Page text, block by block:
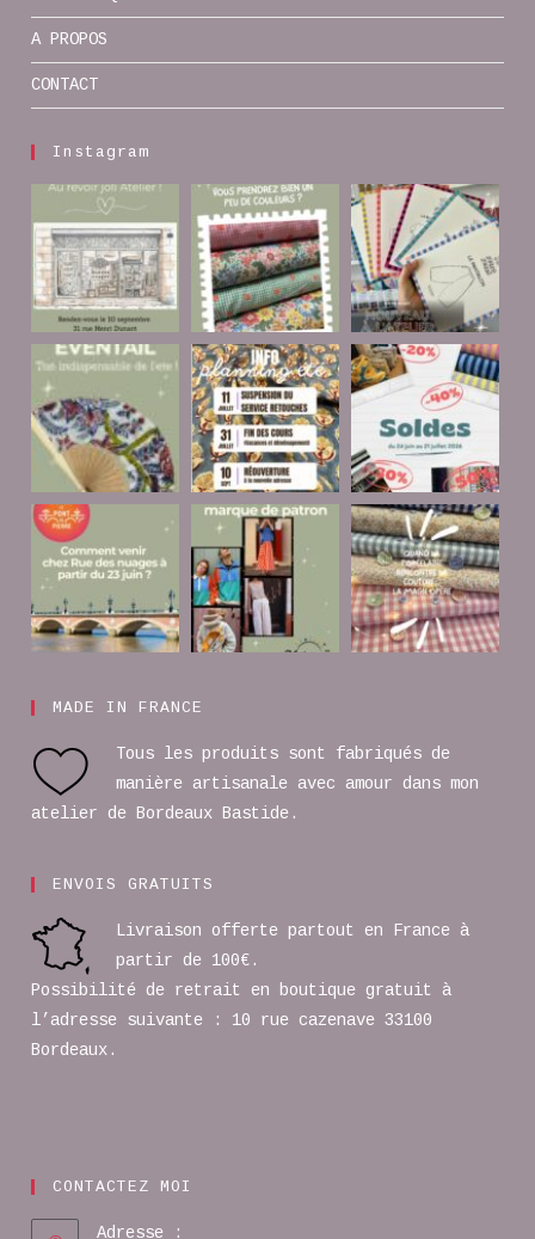
A PROPOS
CONTACT
Instagram
MADE IN FRANCE
Tous les produits sont fabriqués de
manière artisanale avec amour dans mon
atelier de Bordeaux Bastide.
ENVOIS GRATUITS
Livraison offerte partout en France à
partir de 100€.
Possibilité de retrait en boutique gratuit à
l’adresse suivante : 10 rue cazenave 33100
Bordeaux.
CONTACTEZ MOI
Adresse :